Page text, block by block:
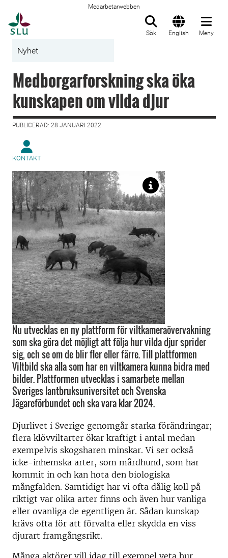
Medarbetarwebben
Sök English Meny
Nyhet
Medborgarforskning ska öka
kunskapen om vilda djur
PUBLICERAD: 28 JANUARI 2022
KONTAKT
Nu utvecklas en ny plattform för viltkameraövervakning
som ska göra det möjligt att följa hur vilda djur sprider
sig, och se om de blir fler eller färre. Till plattformen
Viltbild ska alla som har en viltkamera kunna bidra med
bilder. Plattformen utvecklas i samarbete mellan
Sveriges lantbruksuniversitet och Svenska
Jägareförbundet och ska vara klar 2024.
Djurlivet i Sverige genomgår starka förändringar;
flera klövviltarter ökar kraftigt i antal medan
exempelvis skogsharen minskar. Vi ser också
icke-inhemska arter, som mårdhund, som har
kommit in och kan hota den biologiska
mångfalden. Samtidigt har vi ofta dålig koll på
riktigt var olika arter finns och även hur vanliga
eller ovanliga de egentligen är. Sådan kunskap
krävs ofta för att förvalta eller skydda en viss
djurart framgångsrikt.
Många aktörer vill idag till exempel veta hur